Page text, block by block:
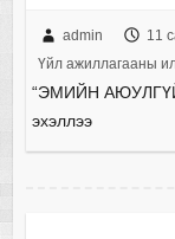
admin 11
Үйл ажиллагааны
“ЭМИЙН
эхэллээ